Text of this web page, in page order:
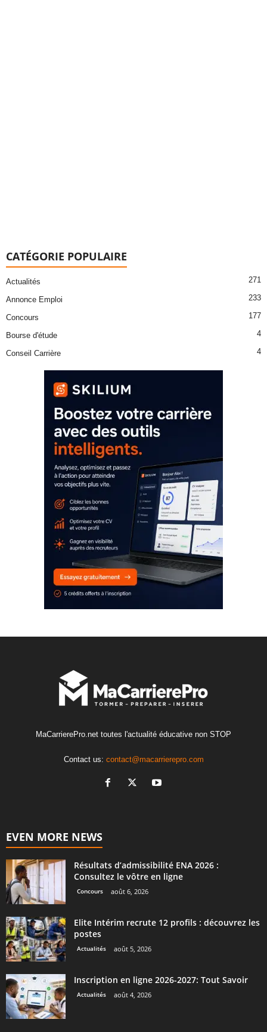
CATÉGORIE POPULAIRE
Actualités 271
Annonce Emploi 233
Concours 177
Bourse d'étude 4
Conseil Carrière 4
MaCarrierePro.net toutes l'actualité éducative non STOP
Contact us: contact@macarrierepro.com
EVEN MORE NEWS
Résultats d’admissibilité ENA 2026 :
Consultez le vôtre en ligne
Concours août 6, 2026
Elite Intérim recrute 12 profils : découvrez les
postes
Actualités août 5, 2026
Inscription en ligne 2026-2027: Tout Savoir
Actualités août 4, 2026